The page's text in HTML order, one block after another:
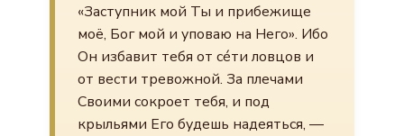
«Заступник мой Ты и прибежище
моё, Бог мой и уповаю на Него». Ибо
Он избавит тебя от сéти ловцов и
от вести тревожной. За плечами
Своими сокроет тебя, и под
крыльями Его будешь надеяться, —